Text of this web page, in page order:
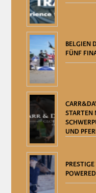
BELGIEN
FÜNF
STARTEN
UND